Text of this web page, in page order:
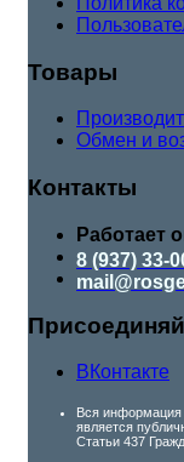
Товары
Обмен и
Контакты
Работает
8 (937) 33-
ВКонтакте
Вся информация
является
Статьи 437